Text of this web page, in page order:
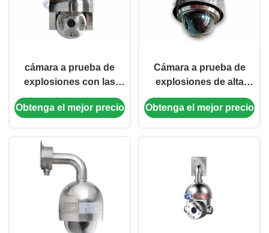
cámara a prueba de
explosiones con las
luces infrarrojas,
limpiador de la bóveda
Obtenga el mejor precio
Cámara a prueba de
explosiones de alta
velocidad de la bóveda
de 2MP 30X en el acero
Obtenga el mejor precio